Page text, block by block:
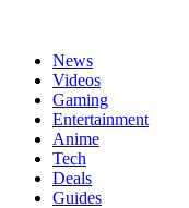
News
Videos
Gaming
Entertainment
Anime
Tech
Deals
Guides